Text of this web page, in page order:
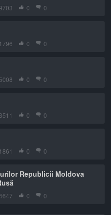
0 0
1796 0 0
5008 0 0
3511 0 0
1861 0 0
Republicii Moldova
0 0